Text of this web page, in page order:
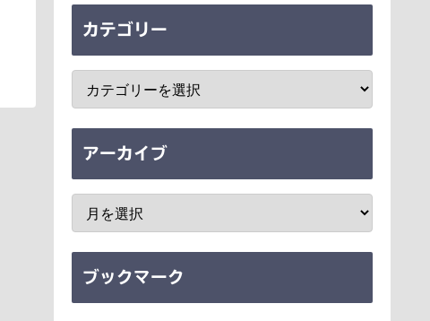
カテゴリー
アーカイブ
ブックマーク